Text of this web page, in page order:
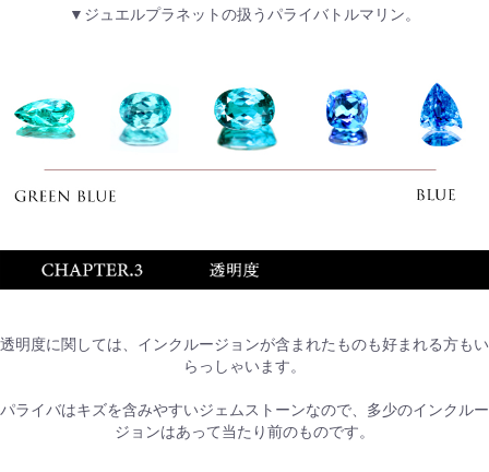
▼ジュエルプラネットの扱うパライバトルマリン。
透明度に関しては、インクルージョンが含まれたものも好まれる方もい
らっしゃいます。
パライバはキズを含みやすいジェムストーンなので、多少のインクルー
ジョンはあって当たり前のものです。